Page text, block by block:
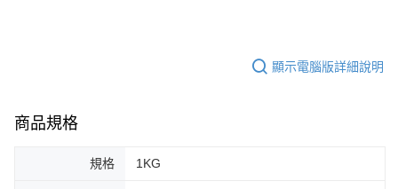
顯示電腦版詳細說明
商品規格
規格 1KG